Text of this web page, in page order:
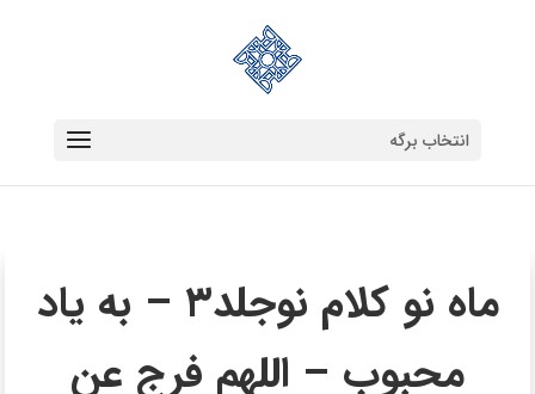
انتخاب برگه
ماه نو کلام نوجلد۳ – به یاد
محبوب – اللهم فرج عن